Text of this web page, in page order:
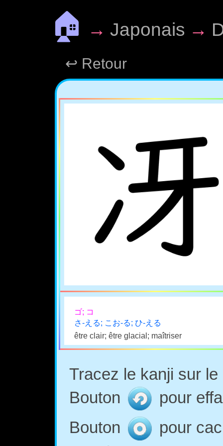
🏠 → Japonais →
↩ Retour
ゴ; コ
さ-える; こお-る; ひ-える
être clair; être glacial; maîtriser
Tracez le kanji sur
Bouton
pour
Bouton
pour